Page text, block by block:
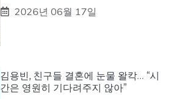
2026년 06월 17일
김용빈, 친구들 결혼에 눈물 왈칵… “시
간은 영원히 기다려주지 않아”